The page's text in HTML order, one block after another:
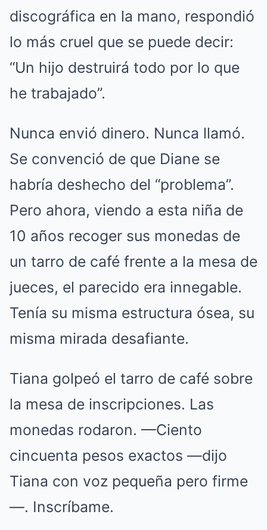
discográfica en la mano, respondió
lo más cruel que se puede decir:
“Un hijo destruirá todo por lo que
he trabajado”.
Nunca envió dinero. Nunca llamó.
Se convenció de que Diane se
habría deshecho del “problema”.
Pero ahora, viendo a esta niña de
10 años recoger sus monedas de
un tarro de café frente a la mesa de
jueces, el parecido era innegable.
Tenía su misma estructura ósea, su
misma mirada desafiante.
Tiana golpeó el tarro de café sobre
la mesa de inscripciones. Las
monedas rodaron. —Ciento
cincuenta pesos exactos —dijo
Tiana con voz pequeña pero firme
—. Inscríbame.